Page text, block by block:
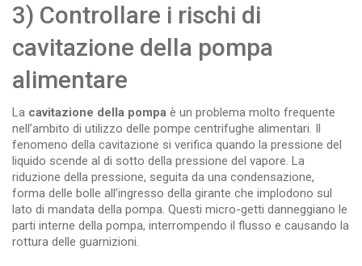
3) Controllare i rischi di
cavitazione della pompa
alimentare
La cavitazione della pompa è un problema molto frequente
nell’ambito di utilizzo delle pompe centrifughe alimentari. Il
fenomeno della cavitazione si verifica quando la pressione del
liquido scende al di sotto della pressione del vapore. La
riduzione della pressione, seguita da una condensazione,
forma delle bolle all’ingresso della girante che implodono sul
lato di mandata della pompa. Questi micro-getti danneggiano le
parti interne della pompa, interrompendo il flusso e causando la
rottura delle guarnizioni.